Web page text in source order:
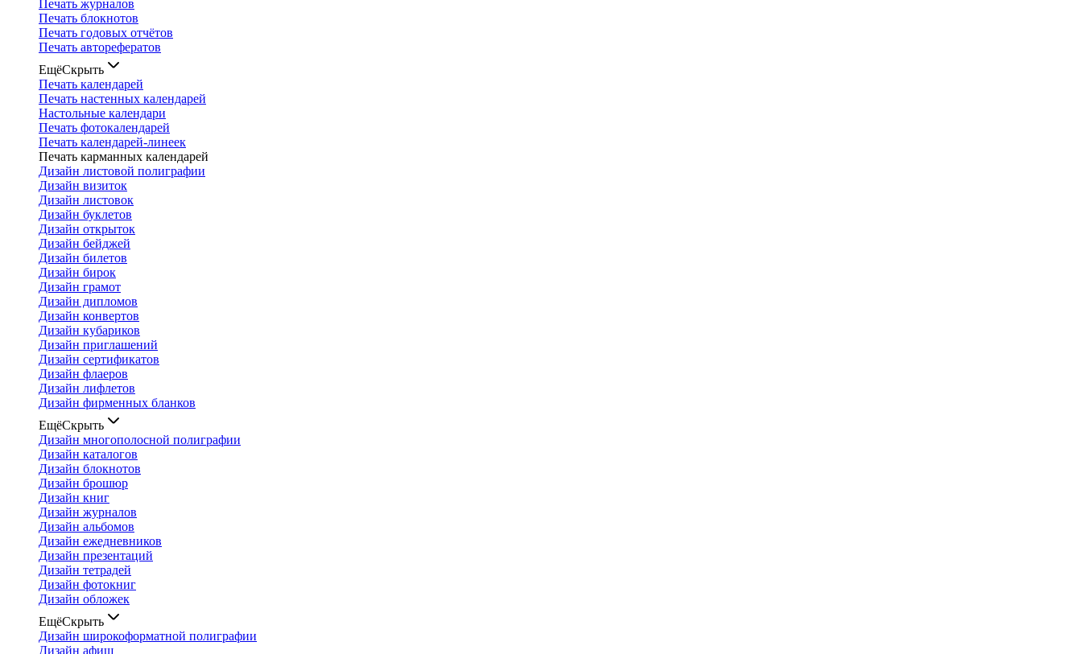
Печать журналов
Печать блокнотов
Печать годовых отчётов
Печать авторефератов
ЕщёСкрыть
Печать календарей
Печать настенных календарей
Настольные календари
Печать фотокалендарей
Печать календарей-линеек
Печать карманных календарей
Дизайн листовой полиграфии
Дизайн визиток
Дизайн листовок
Дизайн буклетов
Дизайн открыток
Дизайн бейджей
Дизайн билетов
Дизайн бирок
Дизайн грамот
Дизайн дипломов
Дизайн конвертов
Дизайн кубариков
Дизайн приглашений
Дизайн сертификатов
Дизайн флаеров
Дизайн лифлетов
Дизайн фирменных бланков
ЕщёСкрыть
Дизайн многополосной полиграфии
Дизайн каталогов
Дизайн блокнотов
Дизайн брошюр
Дизайн книг
Дизайн журналов
Дизайн альбомов
Дизайн ежедневников
Дизайн презентаций
Дизайн тетрадей
Дизайн фотокниг
Дизайн обложек
ЕщёСкрыть
Дизайн широкоформатной полиграфии
Дизайн афиш